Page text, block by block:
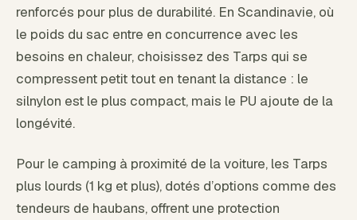
renforcés pour plus de durabilité. En Scandinavie, où
le poids du sac entre en concurrence avec les
besoins en chaleur, choisissez des Tarps qui se
compressent petit tout en tenant la distance : le
silnylon est le plus compact, mais le PU ajoute de la
longévité.
Pour le camping à proximité de la voiture, les Tarps
plus lourds (1 kg et plus), dotés d’options comme des
tendeurs de haubans, offrent une protection